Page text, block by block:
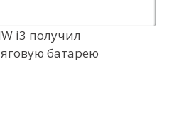
i3 получил
батарею